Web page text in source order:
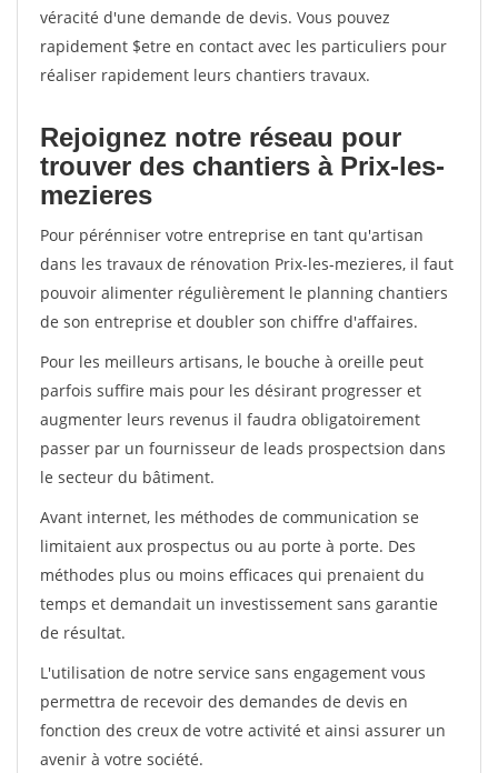
véracité d'une demande de devis. Vous pouvez
rapidement $etre en contact avec les particuliers pour
réaliser rapidement leurs chantiers travaux.
Rejoignez notre réseau pour
trouver des chantiers à Prix-les-
mezieres
Pour pérénniser votre entreprise en tant qu'artisan
dans les travaux de rénovation Prix-les-mezieres, il faut
pouvoir alimenter régulièrement le planning chantiers
de son entreprise et doubler son chiffre d'affaires.
Pour les meilleurs artisans, le bouche à oreille peut
parfois suffire mais pour les désirant progresser et
augmenter leurs revenus il faudra obligatoirement
passer par un fournisseur de leads prospectsion dans
le secteur du bâtiment.
Avant internet, les méthodes de communication se
limitaient aux prospectus ou au porte à porte. Des
méthodes plus ou moins efficaces qui prenaient du
temps et demandait un investissement sans garantie
de résultat.
L'utilisation de notre service sans engagement vous
permettra de recevoir des demandes de devis en
fonction des creux de votre activité et ainsi assurer un
avenir à votre société.